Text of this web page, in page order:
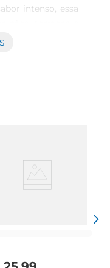
intenso, essa
trazendo um
na